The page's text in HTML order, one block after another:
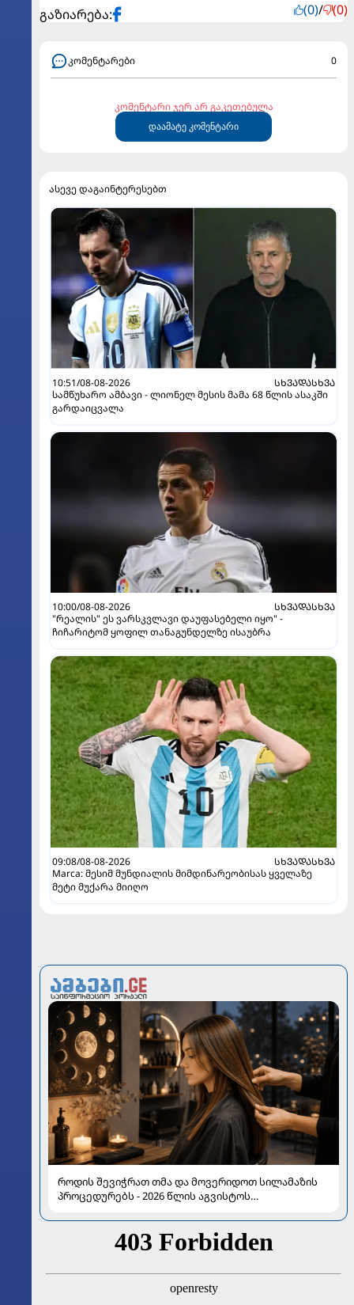
გაზიარება: (0)/ (0)
კომენტარები 0
კომენტარი ჯერ არ გაკეთებულა
დაამატე კომენტარი
ასევე დაგაინტერესებთ
10:51/08-08-2026
ᲡᲮᲕᲐᲓᲐᲡᲮᲕᲐ
სამწუხარო ამბავი - ლიონელ მესის მამა 68 წლის ასაკში
გარდაიცვალა
10:00/08-08-2026
ᲡᲮᲕᲐᲓᲐᲡᲮᲕᲐ
"რეალის" ეს ვარსკვლავი დაუფასებელი იყო" -
ჩიჩარიტომ ყოფილ თანაგუნდელზე ისაუბრა
09:08/08-08-2026
ᲡᲮᲕᲐᲓᲐᲡᲮᲕᲐ
Marca: მესიმ მუნდიალის მიმდინარეობისას ყველაზე
მეტი მუქარა მიიღო
როდის შევიჭრათ თმა და მოვერიდოთ სილამაზის
პროცედურებს - 2026 წლის აგვისტოს